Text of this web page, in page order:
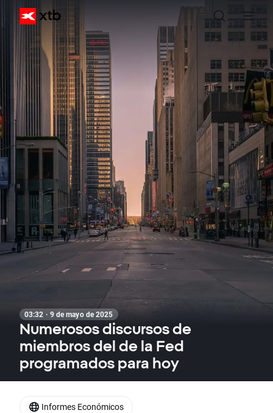
03:32 · 9 de mayo de 2025
Numerosos discursos de
miembros del de la Fed
programados para hoy
Informes Económicos